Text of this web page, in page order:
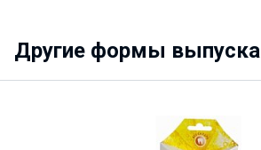
Другие формы выпуска